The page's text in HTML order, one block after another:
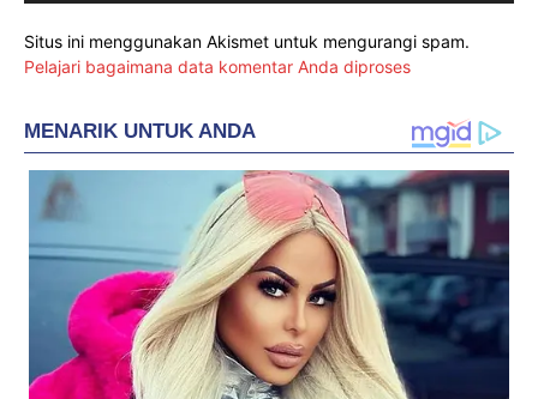
Situs ini menggunakan Akismet untuk mengurangi spam.
Pelajari bagaimana data komentar Anda diproses